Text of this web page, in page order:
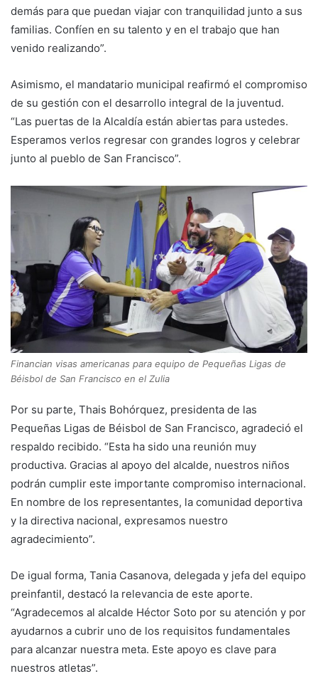
demás para que puedan viajar con tranquilidad junto a sus
familias. Confíen en su talento y en el trabajo que han
venido realizando”.
Asimismo, el mandatario municipal reafirmó el compromiso
de su gestión con el desarrollo integral de la juventud.
“Las puertas de la Alcaldía están abiertas para ustedes.
Esperamos verlos regresar con grandes logros y celebrar
junto al pueblo de San Francisco”.
Financian visas americanas para equipo de Pequeñas Ligas de
Béisbol de San Francisco en el Zulia
Por su parte, Thais Bohórquez, presidenta de las
Pequeñas Ligas de Béisbol de San Francisco, agradeció el
respaldo recibido. “Esta ha sido una reunión muy
productiva. Gracias al apoyo del alcalde, nuestros niños
podrán cumplir este importante compromiso internacional.
En nombre de los representantes, la comunidad deportiva
y la directiva nacional, expresamos nuestro
agradecimiento”.
De igual forma, Tania Casanova, delegada y jefa del equipo
preinfantil, destacó la relevancia de este aporte.
“Agradecemos al alcalde Héctor Soto por su atención y por
ayudarnos a cubrir uno de los requisitos fundamentales
para alcanzar nuestra meta. Este apoyo es clave para
nuestros atletas”.